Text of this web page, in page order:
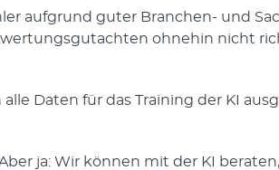
aufgrund guter Branchen- und
ohnehin nicht
Daten für das Training der KI
ja: Wir können mit der KI